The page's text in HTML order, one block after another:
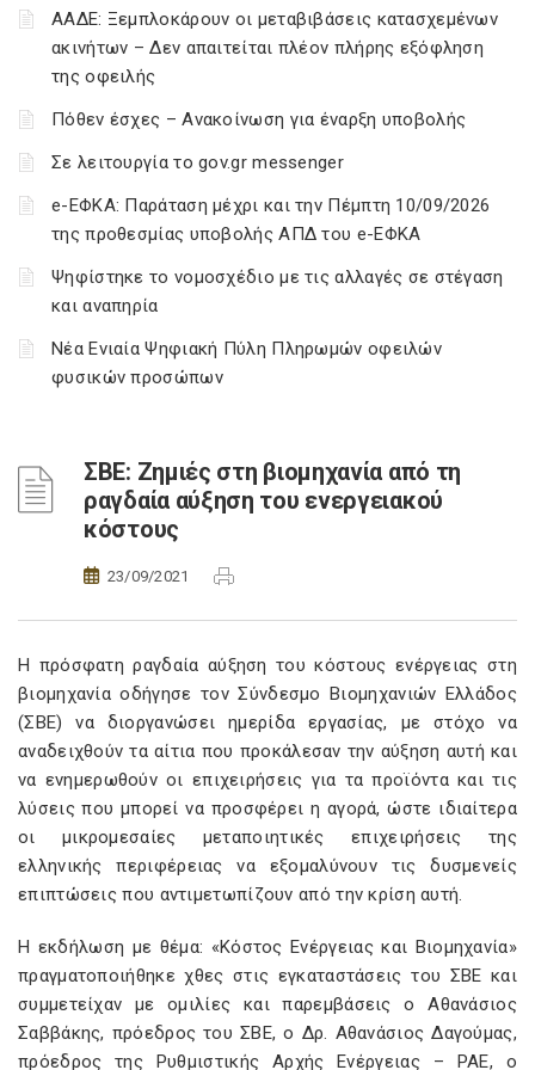
ΑΑΔΕ: Ξεμπλοκάρουν οι μεταβιβάσεις κατασχεμένων
ακινήτων – Δεν απαιτείται πλέον πλήρης εξόφληση
της οφειλής
Πόθεν έσχες – Ανακοίνωση για έναρξη υποβολής
Σε λειτουργία το gov.gr messenger
e-ΕΦΚΑ: Παράταση μέχρι και την Πέμπτη 10/09/2026
της προθεσμίας υποβολής ΑΠΔ του e-ΕΦΚΑ
Ψηφίστηκε το νομοσχέδιο με τις αλλαγές σε στέγαση
και αναπηρία
Νέα Ενιαία Ψηφιακή Πύλη Πληρωμών οφειλών
φυσικών προσώπων
ΣΒΕ: Ζημιές στη βιομηχανία από τη
ραγδαία αύξηση του ενεργειακού
κόστους
23/09/2021
Η πρόσφατη ραγδαία αύξηση του κόστους ενέργειας στη
βιομηχανία οδήγησε τον Σύνδεσμο Βιομηχανιών Ελλάδος
(ΣΒΕ) να διοργανώσει ημερίδα εργασίας, με στόχο να
αναδειχθούν τα αίτια που προκάλεσαν την αύξηση αυτή και
να ενημερωθούν οι επιχειρήσεις για τα προϊόντα και τις
λύσεις που μπορεί να προσφέρει η αγορά, ώστε ιδιαίτερα
οι μικρομεσαίες μεταποιητικές επιχειρήσεις της
ελληνικής περιφέρειας να εξομαλύνουν τις δυσμενείς
επιπτώσεις που αντιμετωπίζουν από την κρίση αυτή.
Η εκδήλωση με θέμα: «Κόστος Ενέργειας και Βιομηχανία»
πραγματοποιήθηκε χθες στις εγκαταστάσεις του ΣΒΕ και
συμμετείχαν με ομιλίες και παρεμβάσεις ο Αθανάσιος
Σαββάκης, πρόεδρος του ΣΒΕ, ο Δρ. Αθανάσιος Δαγούμας,
πρόεδρος της Ρυθμιστικής Αρχής Ενέργειας – ΡΑΕ, ο